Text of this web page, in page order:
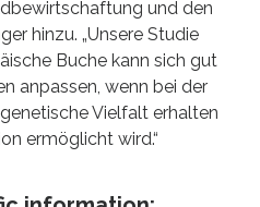
und den
hinzu. „Unsere Studie
Buche kann sich gut
anpassen, wenn bei der
Vielfalt erhalten
ermöglicht wird.“